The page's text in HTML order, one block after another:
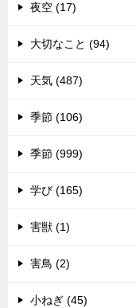
夜空 (17)
大切なこと (94)
天気 (487)
季節 (106)
季節 (999)
学び (165)
害獣 (1)
害鳥 (2)
小ねぎ (45)